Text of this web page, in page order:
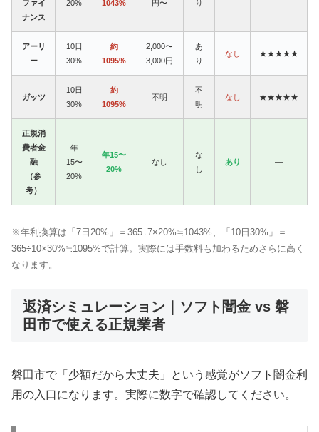
ファイ
ナンス
20%
1043%
円〜
り
アーリ
ー
10日
30%
約
1095%
2,000〜
3,000円
あ
り
なし ★★★★★
ガッツ
10日
30%
約
1095%
不明
不
明
なし ★★★★★
正規消
費者金
融
（参
考）
年
15〜
20%
年15〜
20%
なし
な
し
あり —
※年利換算は「7日20%」＝365÷7×20%≒1043%、「10日30%」＝
365÷10×30%≒1095%で計算。実際には手数料も加わるためさらに高く
なります。
返済シミュレーション｜ソフト闇金 vs 磐
田市で使える正規業者
磐田市で「少額だから大丈夫」という感覚がソフト闇金利
用の入口になります。実際に数字で確認してください。